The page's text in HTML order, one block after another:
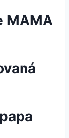
MAMA